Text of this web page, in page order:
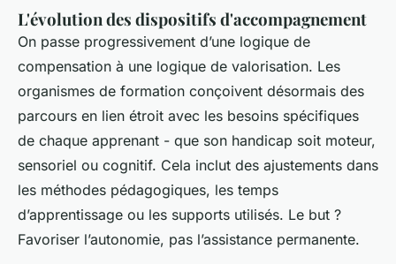
L'évolution des dispositifs d'accompagnement
On passe progressivement d’une logique de
compensation à une logique de valorisation. Les
organismes de formation conçoivent désormais des
parcours en lien étroit avec les besoins spécifiques
de chaque apprenant - que son handicap soit moteur,
sensoriel ou cognitif. Cela inclut des ajustements dans
les méthodes pédagogiques, les temps
d’apprentissage ou les supports utilisés. Le but ?
Favoriser l’autonomie, pas l’assistance permanente.